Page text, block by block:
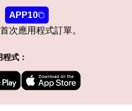
eSIM
APP10
次應用程式訂單。
式：